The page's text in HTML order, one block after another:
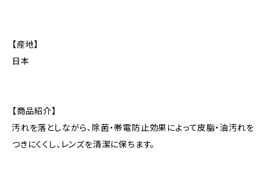
【産地】
日本
【商品紹介】
汚れを落としながら、除菌・帯電防止効果によって皮脂・油汚れを
つきにくくし、レンズを清潔に保ちます。